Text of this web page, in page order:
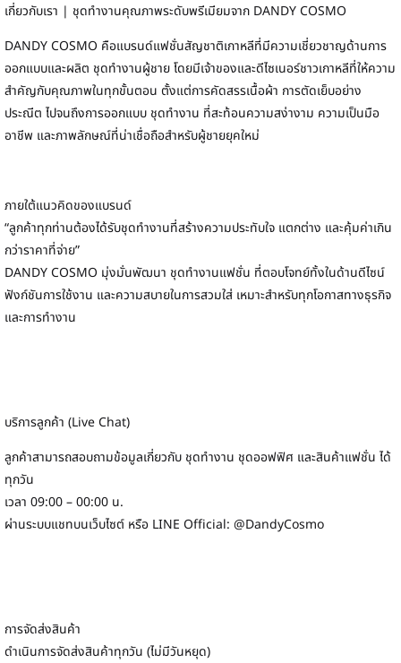
เกี่ยวกับเรา | ชุดทำงานคุณภาพระดับพรีเมียมจาก DANDY COSMO
DANDY COSMO คือแบรนด์แฟชั่นสัญชาติเกาหลีที่มีความเชี่ยวชาญด้านการ
ออกแบบและผลิต ชุดทำงานผู้ชาย โดยมีเจ้าของและดีไซเนอร์ชาวเกาหลีที่ให้ความ
สำคัญกับคุณภาพในทุกขั้นตอน ตั้งแต่การคัดสรรเนื้อผ้า การตัดเย็บอย่าง
ประณีต ไปจนถึงการออกแบบ ชุดทำงาน ที่สะท้อนความสง่างาม ความเป็นมือ
อาชีพ และภาพลักษณ์ที่น่าเชื่อถือสำหรับผู้ชายยุคใหม่
ภายใต้แนวคิดของแบรนด์
“ลูกค้าทุกท่านต้องได้รับชุดทำงานที่สร้างความประทับใจ แตกต่าง และคุ้มค่าเกิน
กว่าราคาที่จ่าย”
DANDY COSMO มุ่งมั่นพัฒนา ชุดทำงานแฟชั่น ที่ตอบโจทย์ทั้งในด้านดีไซน์
ฟังก์ชันการใช้งาน และความสบายในการสวมใส่ เหมาะสำหรับทุกโอกาสทางธุรกิจ
และการทำงาน
บริการลูกค้า (Live Chat)
ลูกค้าสามารถสอบถามข้อมูลเกี่ยวกับ ชุดทำงาน ชุดออฟฟิศ และสินค้าแฟชั่น ได้
ทุกวัน
เวลา 09:00 – 00:00 น.
ผ่านระบบแชทบนเว็บไซต์ หรือ LINE Official: @DandyCosmo
การจัดส่งสินค้า
ดำเนินการจัดส่งสินค้าทุกวัน (ไม่มีวันหยุด)